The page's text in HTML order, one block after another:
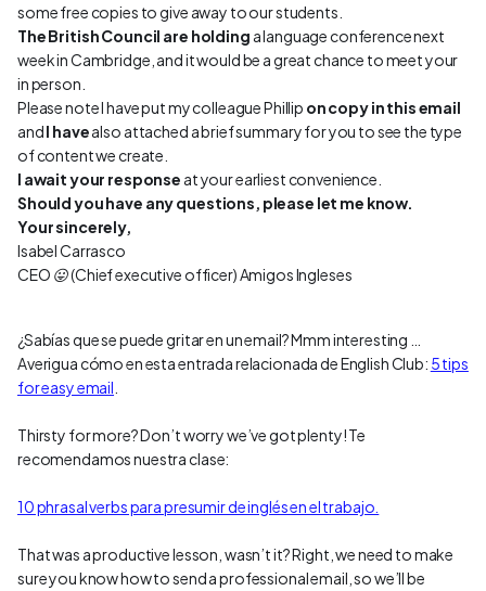
some free copies to give away to our students.
The British Council are holding a language conference next
week in Cambridge, and it would be a great chance to meet your
in person.
Please note I have put my colleague Phillip on copy in this email
andI havealso attached a brief summary for you to see the type
of content we create.
I await your response at your earliest convenience.
Should you have any questions, please let me know.
Your sincerely,
Isabel Carrasco
CEO 😛 (Chief executive officer) Amigos Ingleses
¿Sabías que se puede gritar en un email? Mmm interesting …
Averigua cómo en esta entrada relacionada de English Club: 5 tips
for easy email
Thirsty for more? Don’t worry we’ve got plenty! Te
recomendamos nuestra clase:
10 phrasal verbs para presumir de inglés en el trabajo.
That was a productive lesson, wasn’t it? Right, we need to make
sure you know how to send a professional email, so we’ll be